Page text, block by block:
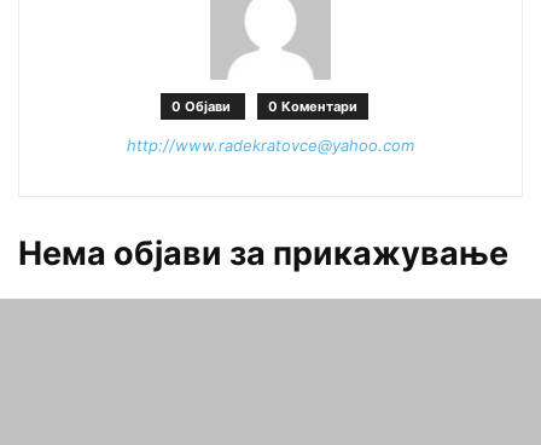
0 Објави 0 Коментари
http://www.radekratovce@yahoo.com
Нема објави за прикажување